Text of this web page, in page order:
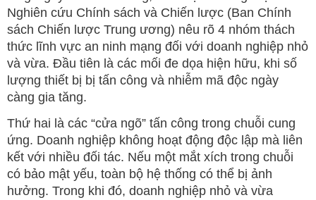
Nghiên cứu Chính sách và Chiến lược (Ban Chính
sách Chiến lược Trung ương) nêu rõ 4 nhóm thách
thức lĩnh vực an ninh mạng đối với doanh nghiệp nhỏ
và vừa. Đầu tiên là các mối đe dọa hiện hữu, khi số
lượng thiết bị bị tấn công và nhiễm mã độc ngày
càng gia tăng.
Thứ hai là các “cửa ngõ” tấn công trong chuỗi cung
ứng. Doanh nghiệp không hoạt động độc lập mà liên
kết với nhiều đối tác. Nếu một mắt xích trong chuỗi
có bảo mật yếu, toàn bộ hệ thống có thể bị ảnh
hưởng. Trong khi đó, doanh nghiệp nhỏ và vừa